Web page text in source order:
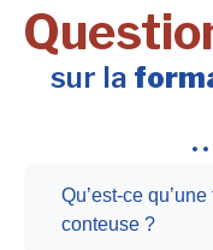
sur la
Qu’est-ce
conteuse ?